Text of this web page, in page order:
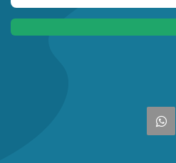
‫TikTokواتساب